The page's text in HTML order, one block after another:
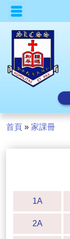
首頁 » 家課冊
1A
2A